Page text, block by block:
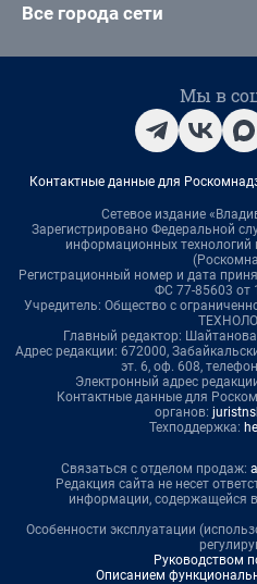
Все города сети
Мы в
Контактные данные для
Сетевое издание
Зарегистрировано Федеральной
информационных
Регистрационный номер и дата
ФС 77-85603 от
Учредитель: Общество с
Главный редактор:
Адрес редакции: 672000,
эт. 6, оф. 608,
Электронный адрес
Контактные данные для
органов:
Техподдержка:
Связаться с отделом продаж:
Редакция сайта не несет
информации, содержащейся
Особенности эксплуатации
Руководством
Описанием